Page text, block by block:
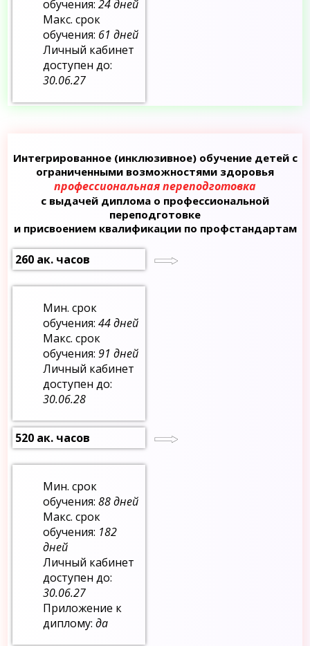
обучения:24 дней
Макс. срок
обучения: 61 дней
Личный кабинет
доступен до:
30.06.27
Интегрированное (инклюзивное) обучение детей с
ограниченными возможностями здоровья
профессиональная переподготовка
с выдачей диплома о профессиональной
переподготовке
и присвоением квалификации по профстандартам
260 ак. часов
Мин. срок
обучения:44 дней
Макс. срок
обучения:91 дней
Личный кабинет
доступен до:
30.06.28
520 ак. часов
Мин. срок
обучения:88 дней
Макс. срок
обучения: 182
дней
Личный кабинет
доступен до:
30.06.27
Приложение к
диплому:да